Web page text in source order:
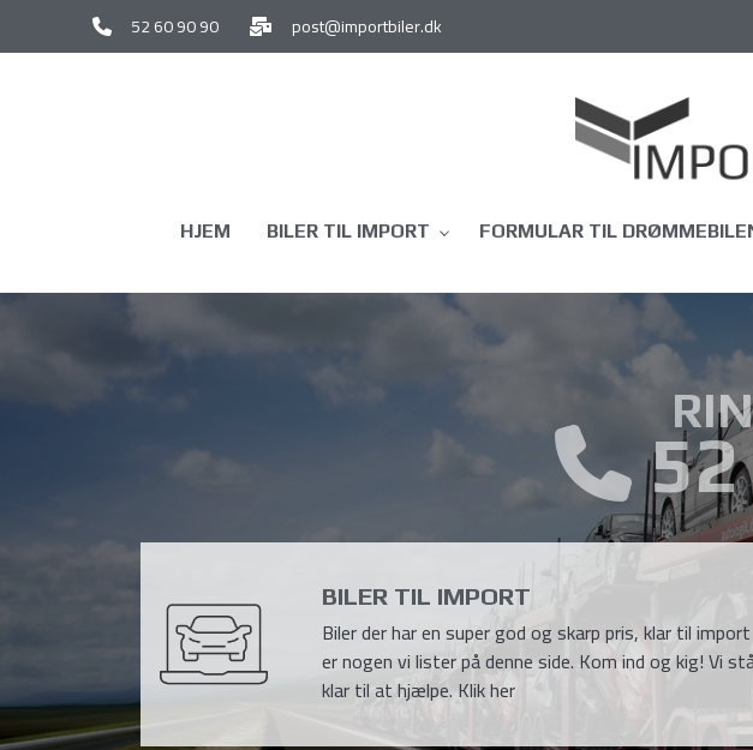
til
52 60 90 90 post@importbiler.dk
HJEM BILER TIL IMPORT FORMULAR TIL
52
BILER TIL IMPORT
Biler der har en super god og skarp pris, klar til import
er nogen vi lister på denne side. Kom ind og kig! Vi
klar til at hjælpe. Klik her